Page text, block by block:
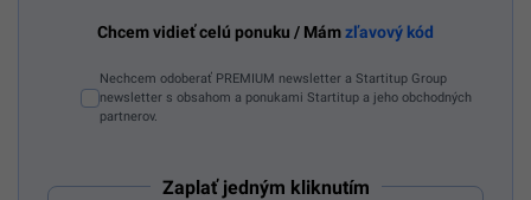
Chcem vidieť celú ponuku / Mámzľavový kód
Nechcem odoberať PREMIUM newsletter a Startitup Group
newsletter s obsahom a ponukami Startitup a jeho obchodných
partnerov.
Zaplať jedným kliknutím